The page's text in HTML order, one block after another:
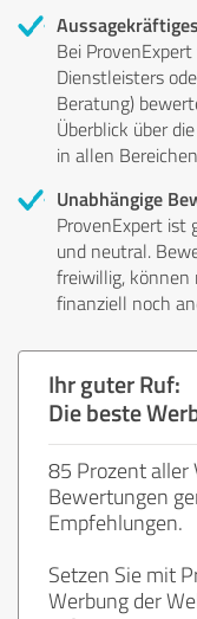
Bei
Dienstleisters
Beratung)
Überblick über
in allen
Unabhängige
ProvenExpert ist
und neutral.
freiwillig, können
finanziell noch
Ihr guter Ruf:
Die beste
85 Prozent aller
Bewertungen
Empfehlungen.
Setzen Sie mit
Werbung der